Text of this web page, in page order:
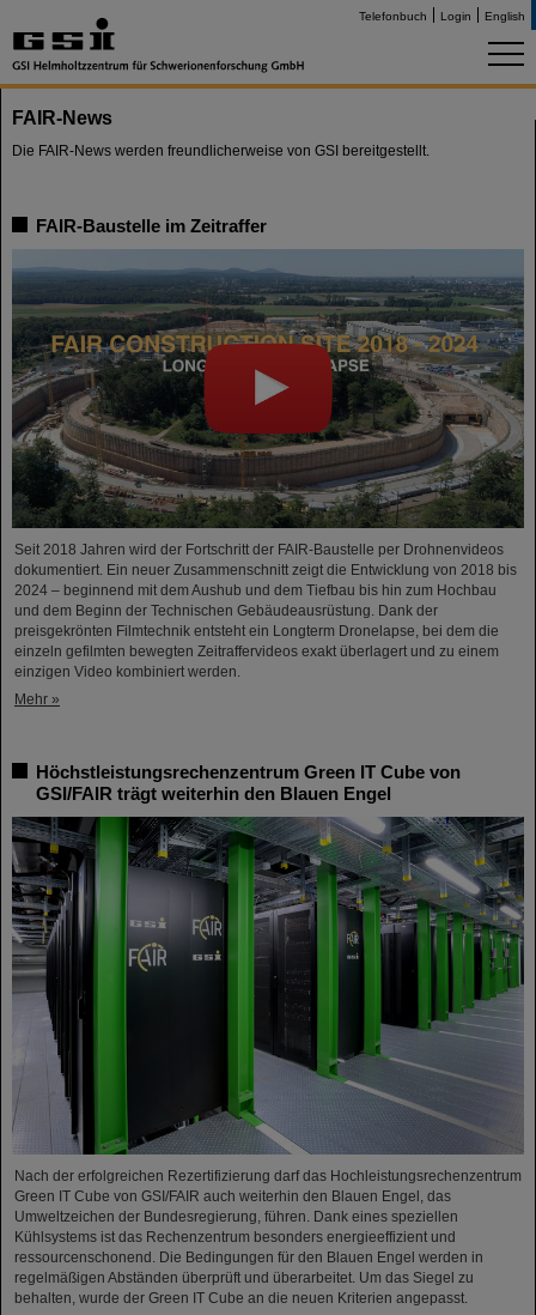
Telefonbuch Login English
FAIR-News
Die FAIR-News werden freundlicherweise von GSI bereitgestellt.
FAIR-Baustelle im Zeitraffer
Seit 2018 Jahren wird der Fortschritt der FAIR-Baustelle per Drohnenvideos
dokumentiert. Ein neuer Zusammenschnitt zeigt die Entwicklung von 2018 bis
2024 – beginnend mit dem Aushub und dem Tiefbau bis hin zum Hochbau
und dem Beginn der Technischen Gebäudeausrüstung. Dank der
preisgekrönten Filmtechnik entsteht ein Longterm Dronelapse, bei dem die
einzeln gefilmten bewegten Zeitraffervideos exakt überlagert und zu einem
einzigen Video kombiniert werden.
Mehr »
Höchstleistungsrechenzentrum Green IT Cube von
GSI/FAIR trägt weiterhin den Blauen Engel
Nach der erfolgreichen Rezertifizierung darf das Hochleistungsrechenzentrum
Green IT Cube von GSI/FAIR auch weiterhin den Blauen Engel, das
Umweltzeichen der Bundesregierung, führen. Dank eines speziellen
Kühlsystems ist das Rechenzentrum besonders energieeffizient und
ressourcenschonend. Die Bedingungen für den Blauen Engel werden in
regelmäßigen Abständen überprüft und überarbeitet. Um das Siegel zu
behalten, wurde der Green IT Cube an die neuen Kriterien angepasst.